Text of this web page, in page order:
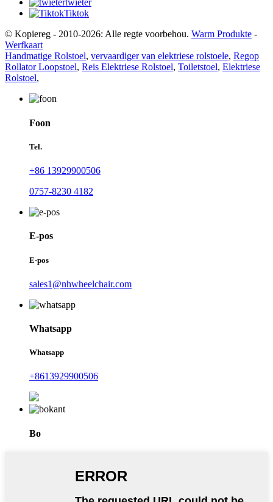
twieter
Tiktok
© Kopiereg - 2010-2026: Alle regte voorbehou. Warm Produkte -
Werfkaart
Handmatige Rolstoel, vervaardiger van elektriese rolstoele, Regop
Rollator Loopstoel, Reis Elektriese Rolstoel, Toiletstoel, Elektriese
Rolstoel,
Foon
Tel.
+86 13929900506
0757-8230 4182
E-pos
E-pos
sales1@nhwheelchair.com
Whatsapp
Whatsapp
+8613929900506
Bo